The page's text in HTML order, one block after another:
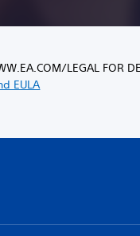
LEGAL FOR
EULA